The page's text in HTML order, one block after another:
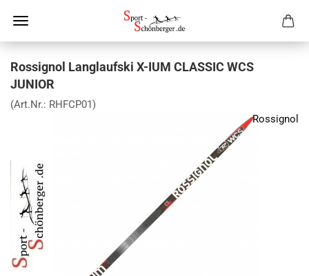
Rossignol Langlaufski X-IUM CLASSIC WCS
JUNIOR
(Art.Nr.: RHFCP01)
Rossignol